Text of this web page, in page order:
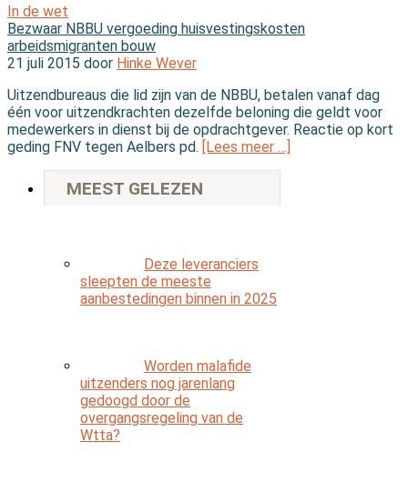
In de wet
Bezwaar NBBU vergoeding huisvestingskosten
arbeidsmigranten bouw
21 juli 2015 door Hinke Wever
Uitzendbureaus die lid zijn van de NBBU, betalen vanaf dag
één voor uitzendkrachten dezelfde beloning die geldt voor
medewerkers in dienst bij de opdrachtgever. Reactie op kort
geding FNV tegen Aelbers pd.
[Lees meer …]
MEEST GELEZEN
Deze leveranciers
sleepten de meeste
aanbestedingen binnen in 2025
Worden malafide
uitzenders nog jarenlang
gedoogd door de
overgangsregeling van de
Wtta?